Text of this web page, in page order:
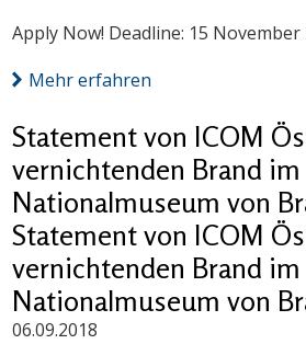
Apply Now! Deadline: 15 November
Mehr erfahren
Statement von ICOM
vernichtenden Brand im
Nationalmuseum von
Statement von ICOM
vernichtenden Brand im
Nationalmuseum von
06.09.2018